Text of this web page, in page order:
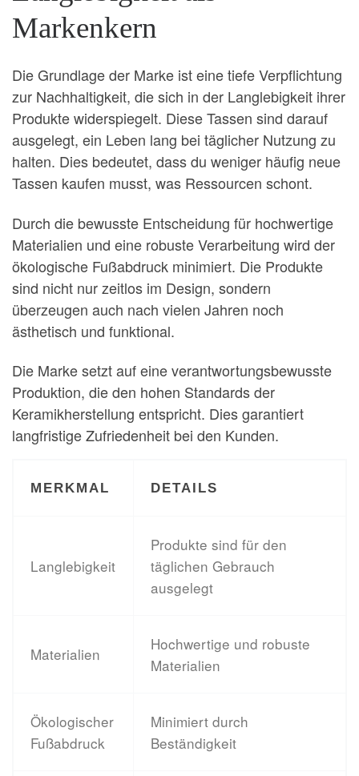
Markenkern
Die Grundlage der Marke ist eine tiefe Verpflichtung
zur Nachhaltigkeit, die sich in der Langlebigkeit ihrer
Produkte widerspiegelt. Diese Tassen sind darauf
ausgelegt, ein Leben lang bei täglicher Nutzung zu
halten. Dies bedeutet, dass du weniger häufig neue
Tassen kaufen musst, was Ressourcen schont.
Durch die bewusste Entscheidung für hochwertige
Materialien und eine robuste Verarbeitung wird der
ökologische Fußabdruck minimiert. Die Produkte
sind nicht nur zeitlos im Design, sondern
überzeugen auch nach vielen Jahren noch
ästhetisch und funktional.
Die Marke setzt auf eine verantwortungsbewusste
Produktion, die den hohen Standards der
Keramikherstellung entspricht. Dies garantiert
langfristige Zufriedenheit bei den Kunden.
MERKMAL DETAILS
Langlebigkeit
Produkte sind für den
täglichen Gebrauch
ausgelegt
Materialien
Hochwertige und robuste
Materialien
Ökologischer
Fußabdruck
Minimiert durch
Beständigkeit